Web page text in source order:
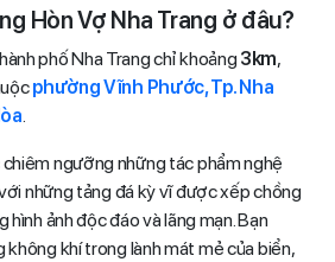
Hòn Vợ Nha Trang ở đâu?
phố Nha Trang chỉ khoảng 3km,
phường Vĩnh Phước, Tp. Nha
.
ngưỡng những tác phẩm nghệ
những tảng đá kỳ vĩ được xếp chồng
hình ảnh độc đáo và lãng mạn. Bạn
khí trong lành mát mẻ của biển,